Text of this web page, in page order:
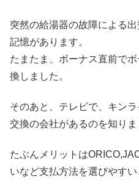
突然の給湯器の故障による
記憶があります。
たまたま、ボーナス直前で
換しました。
そのあと、テレビで、キン
交換の会社があるのを知りま
たぶんメリットは
いなど支払方法を選びやすい